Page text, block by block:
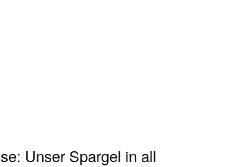
Unser Spargel in all